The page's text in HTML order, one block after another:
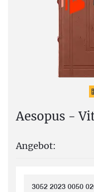
Aesopus -
Angebot:
3052 2023 0050